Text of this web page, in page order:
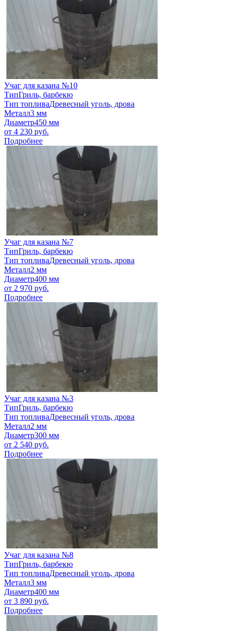
Учаг для казана №10
ТипГриль, барбекю
Тип топливаДревесный уголь, дрова
Металл3 мм
Диаметр450 мм
от 4 230 руб.
Подробнее
Учаг для казана №7
ТипГриль, барбекю
Тип топливаДревесный уголь, дрова
Металл2 мм
Диаметр400 мм
от 2 970 руб.
Подробнее
Учаг для казана №3
ТипГриль, барбекю
Тип топливаДревесный уголь, дрова
Металл2 мм
Диаметр300 мм
от 2 540 руб.
Подробнее
Учаг для казана №8
ТипГриль, барбекю
Тип топливаДревесный уголь, дрова
Металл3 мм
Диаметр400 мм
от 3 890 руб.
Подробнее